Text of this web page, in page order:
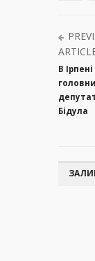
В
Бідула